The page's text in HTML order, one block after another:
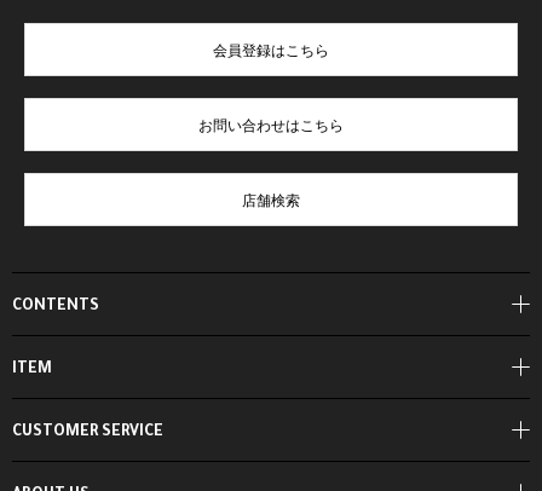
CONTENTS
ITEM
会員登録はこちら
お問い合わせはこちら
店舗検索
CUSTOMER SERVICE